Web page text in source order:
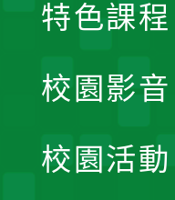
特色課程
校園影音
校園活動